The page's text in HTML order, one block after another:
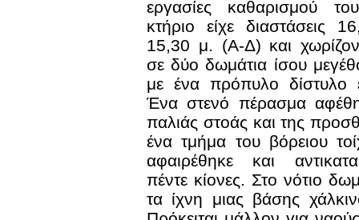
εργασίες καθαρισμού
κτήριο είχε
15,30 μ. (Α-Δ) και
σε δύο δωμάτια ίσου
με ένα πρόπυλο δίστυλο
Ένα στενό πέρασμα
παλιάς στοάς και της
ένα τμήμα του βόρειου
αφαιρέθηκε και
πέντε κίονες. Στο νότιο
τα ίχνη μιας βάσης